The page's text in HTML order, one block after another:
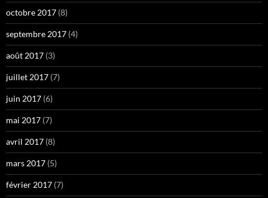
octobre 2017 (8)
septembre 2017 (4)
août 2017 (3)
juillet 2017 (7)
juin 2017 (6)
mai 2017 (7)
avril 2017 (8)
mars 2017 (5)
février 2017 (7)